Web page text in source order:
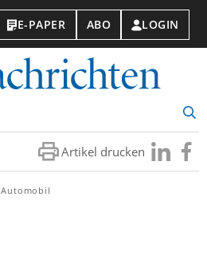
E-PAPER ABO LOGIN
Artikel drucken Besuchen
Sie
Sie
Automobil